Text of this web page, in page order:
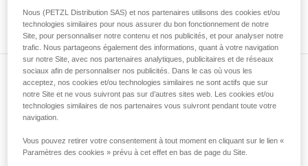
d’informations.
Maîtriser ces techniques nécessite une
formation et un entraînement spécifique. Validez
avec un professionnel votre capacité à refaire
la manipulation, seul, en toute sécurité, avant
de la reproduire en autonomie.
Nous donnons des exemples de techniques
Voir tous les conseils
Abonnez-vous à la newsletter
et restez connecté à notre actualité
Email *
Nous (PETZL Distribution SAS) et nos partenaires utilisons des cookies et/ou
technologies similaires pour nous assurer du bon fonctionnement de notre
Site, pour personnaliser notre contenu et nos publicités, et pour analyser notre
trafic. Nous partageons également des informations, quant à votre navigation
sur notre Site, avec nos partenaires analytiques, publicitaires et de réseaux
sociaux afin de personnaliser nos publicités. Dans le cas où vous les
acceptez, nos cookies et/ou technologies similaires ne sont actifs que sur
notre Site et ne vous suivront pas sur d’autres sites web. Les cookies et/ou
technologies similaires de nos partenaires vous suivront pendant toute votre
navigation.
Vous pouvez retirer votre consentement à tout moment en cliquant sur le lien «
Paramètres des cookies » prévu à cet effet en bas de page du Site.